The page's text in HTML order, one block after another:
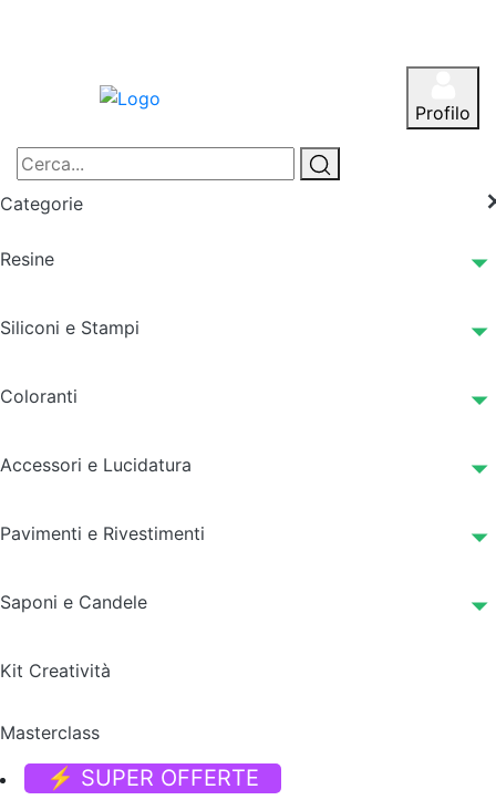
Profilo
Categorie
Resine
Siliconi e Stampi
Coloranti
Accessori e Lucidatura
Pavimenti e Rivestimenti
Saponi e Candele
Kit Creatività
Masterclass
⚡ SUPER OFFERTE